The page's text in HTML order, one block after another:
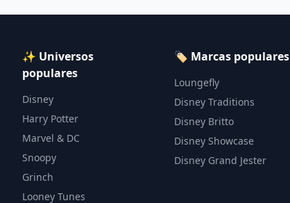
✨ Universos
populares
Disney
Harry Potter
Marvel & DC
Snoopy
Grinch
Looney Tunes
🏷️ Marcas populares
Loungefly
Disney Traditions
Disney Britto
Disney Showcase
Disney Grand Jester